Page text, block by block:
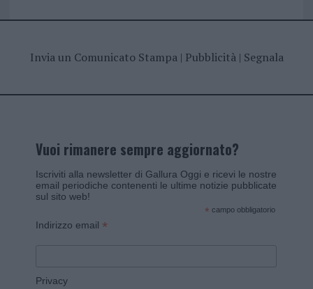
Invia un Comunicato Stampa| Pubblicità| Segnala
Vuoi rimanere sempre aggiornato?
Iscriviti alla newsletter di Gallura Oggi e ricevi le nostre
email periodiche contenenti le ultime notizie pubblicate
sul sito web!
* campo obbligatorio
Indirizzo email *
Privacy